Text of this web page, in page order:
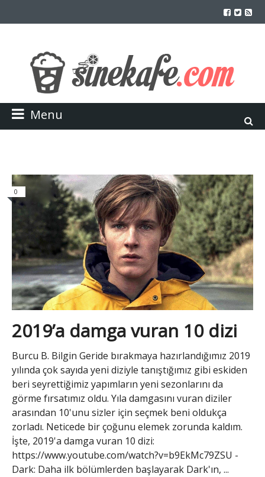
Menu
0
2019’a damga vuran 10 dizi
Burcu B. Bilgin Geride bırakmaya hazırlandığımız 2019
yılında çok sayıda yeni diziyle tanıştığımız gibi eskiden
beri seyrettiğimiz yapımların yeni sezonlarını da
görme fırsatımız oldu. Yıla damgasını vuran diziler
arasından 10'unu sizler için seçmek beni oldukça
zorladı. Neticede bir çoğunu elemek zorunda kaldım.
İşte, 2019'a damga vuran 10 dizi:
https://www.youtube.com/watch?v=b9EkMc79ZSU -
Dark: Daha ilk bölümlerden başlayarak Dark'ın, ...